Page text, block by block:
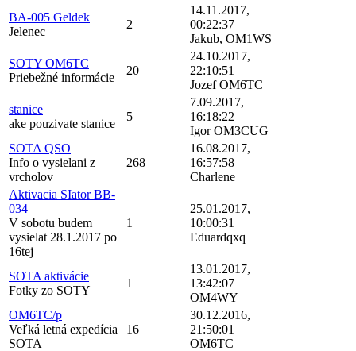
BA-005 Geldek
Jelenec
2
14.11.2017,
00:22:37
Jakub, OM1WS
SOTY OM6TC
Priebežné informácie
20
24.10.2017,
22:10:51
Jozef OM6TC
stanice
ake pouzivate stanice
5
7.09.2017,
16:18:22
Igor OM3CUG
SOTA QSO
Info o vysielani z
vrcholov
268
16.08.2017,
16:57:58
Charlene
Aktivacia SIator BB-
034
V sobotu budem
vysielat 28.1.2017 po
16tej
1
25.01.2017,
10:00:31
Eduardqxq
SOTA aktivácie
Fotky zo SOTY
1
13.01.2017,
13:42:07
OM4WY
OM6TC/p
Veľká letná expedícia
SOTA
16
30.12.2016,
21:50:01
OM6TC